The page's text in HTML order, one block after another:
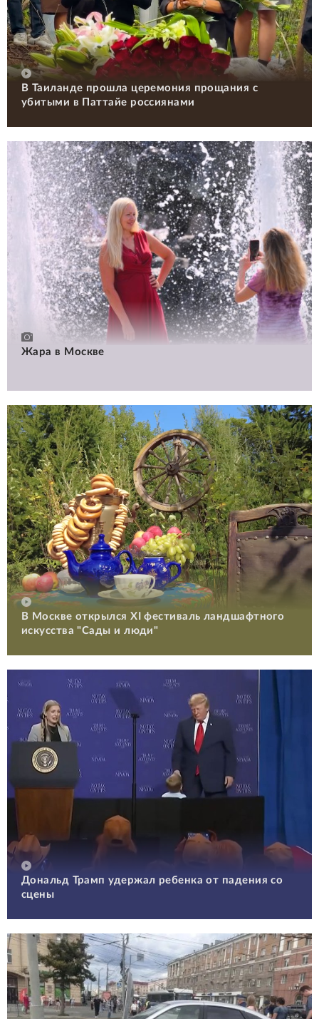
В Таиланде прошла церемония прощания с
убитыми в Паттайе россиянами
Жара в Москве
В Москве открылся XI фестиваль ландшафтного
искусства "Сады и люди"
Дональд Трамп удержал ребенка от падения со
сцены